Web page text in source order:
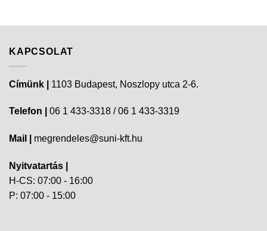
KAPCSOLAT
Címünk | 1103 Budapest, Noszlopy utca 2-6.
Telefon | 06 1 433-3318 / 06 1 433-3319
Mail | megrendeles@suni-kft.hu
Nyitvatartás |
H-CS: 07:00 - 16:00
P: 07:00 - 15:00